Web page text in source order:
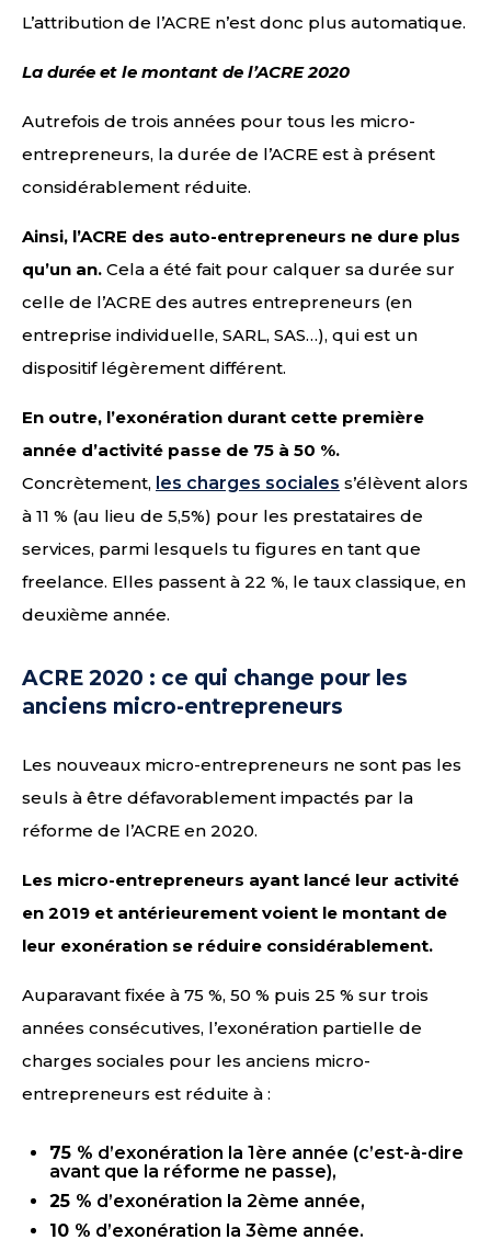
L’attribution de l’ACRE n’est donc plus automatique.
La durée et le montant de l’ACRE 2020
Autrefois de trois années pour tous les micro-
entrepreneurs, la durée de l’ACRE est à présent
considérablement réduite.
Ainsi, l’ACRE des auto-entrepreneurs ne dure plus
qu’un an. Cela a été fait pour calquer sa durée sur
celle de l’ACRE des autres entrepreneurs (en
entreprise individuelle, SARL, SAS…), qui est un
dispositif légèrement différent.
En outre, l’exonération durant cette première
année d’activité passe de 75 à 50 %.
Concrètement, les charges sociales s’élèvent alors
à 11 % (au lieu de 5,5%) pour les prestataires de
services, parmi lesquels tu figures en tant que
freelance. Elles passent à 22 %, le taux classique, en
deuxième année.
ACRE 2020 : ce qui change pour les
anciens micro-entrepreneurs
Les nouveaux micro-entrepreneurs ne sont pas les
seuls à être défavorablement impactés par la
réforme de l’ACRE en 2020.
Les micro-entrepreneurs ayant lancé leur activité
en 2019 et antérieurement voient le montant de
leur exonération se réduire considérablement.
Auparavant fixée à 75 %, 50 % puis 25 % sur trois
années consécutives, l’exonération partielle de
charges sociales pour les anciens micro-
entrepreneurs est réduite à :
75 % d’exonération la 1ère année (c’est-à-dire
avant que la réforme ne passe),
25 % d’exonération la 2ème année,
10 % d’exonération la 3ème année.